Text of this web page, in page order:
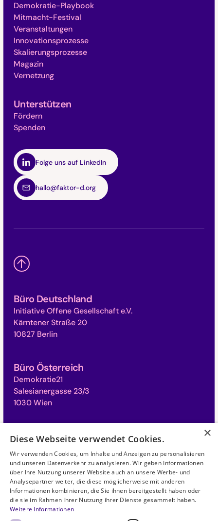
Folge uns auf LinkedIn
hallo@faktor-d.org
Demokratie-Playbook
Mitmacht-Festival
Veranstaltungen
Innovationsprozesse
Skalierungsprozesse
Magazin
Vernetzung
Unterstützen
Fördern
Spenden
Büro Deutschland
Initiative Offene Gesellschaft e.V.
Kärntener Straße 20
10827 Berlin
Büro Österreich
Demokratie21
Salesianergasse 23/3
1030 Wien
Büro Schweiz
Monbijoustrasse 31
3011 Bern
©2026. Alle Rechte vorbehalten.
×
Diese Webseite verwendet Cookies.
Wir verwenden Cookies, um Inhalte und Anzeigen zu personalisieren
und unseren Datenverkehr zu analysieren. Wir geben Informationen
über Ihre Nutzung unserer Website auch an unsere Werbe- und
Analysepartner weiter, die diese möglicherweise mit anderen
Informationen kombinieren, die Sie ihnen bereitgestellt haben oder
die sie im Rahmen Ihrer Nutzung ihrer Dienste gesammelt haben.
Weitere Informationen